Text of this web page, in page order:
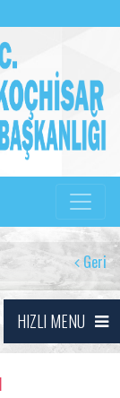
Geri
HIZLI MENU